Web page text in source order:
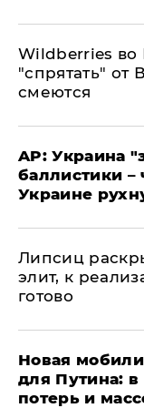
Wildberries во
"спрятать" от
смеются
AP: Украина
баллистики –
Украине
Липсиц
элит, к
готово
​Новая
для Путина:
потерь и